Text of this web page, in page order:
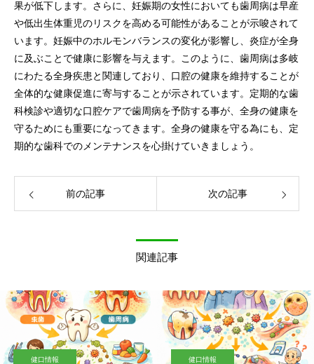
果が低下します。さらに、妊娠期の女性においても歯周病は早産
や低出生体重児のリスクを高める可能性があることが示唆されて
います。妊娠中のホルモンバランスの変化が影響し、炎症が全身
に及ぶことで健康に影響を与えます。このように、歯周病は多岐
にわたる全身疾患と関連しており、口腔の健康を維持することが
全体的な健康促進に寄与することが示されています。定期的な歯
科検診や適切な口腔ケアで歯周病を予防する事が、全身の健康を
守るためにも重要になってきます。全身の健康を守る為にも、定
期的な歯科でのメンテナンスを心掛けていきましょう。
前の記事 次の記事
関連記事
健口情報 健口情報